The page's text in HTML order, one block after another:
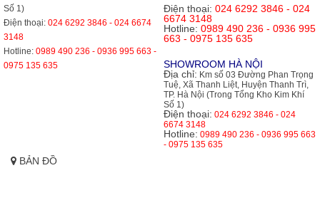
Số 1)
Điện thoại: 024 6292 3846 - 024 6674
3148
Hotline: 0989 490 236 - 0936 995 663 -
0975 135 635
Điện thoại: 024 6292 3846 - 024
6674 3148
Hotline: 0989 490 236 - 0936 995
663 - 0975 135 635
SHOWROOM HÀ NỘI
Địa chỉ: Km số 03 Đường Phan Trọng
Tuệ, Xã Thanh Liệt, Huyện Thanh Trì,
TP. Hà Nội (Trong Tổng Kho Kim Khí
Số 1)
Điện thoại: 024 6292 3846 - 024
6674 3148
Hotline: 0989 490 236 - 0936 995 663
- 0975 135 635
BẢN ĐỒ